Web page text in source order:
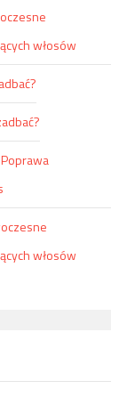
włosów
Poprawa
włosów